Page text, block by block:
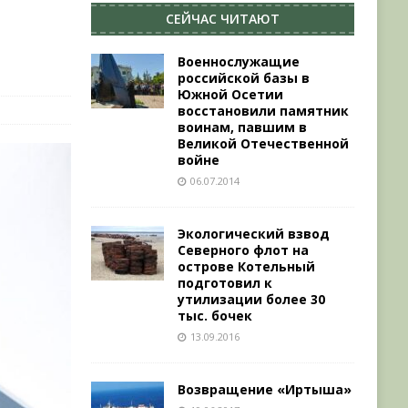
СЕЙЧАС ЧИТАЮТ
Военнослужащие
российской базы в
Южной Осетии
восстановили памятник
воинам, павшим в
Великой Отечественной
войне
06.07.2014
Экологический взвод
Северного флот на
острове Котельный
подготовил к
утилизации более 30
тыс. бочек
13.09.2016
Возвращение «Иртыша»